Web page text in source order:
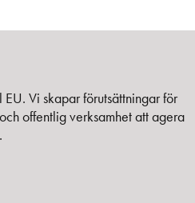
Vi skapar förutsättningar för
offentlig verksamhet att agera